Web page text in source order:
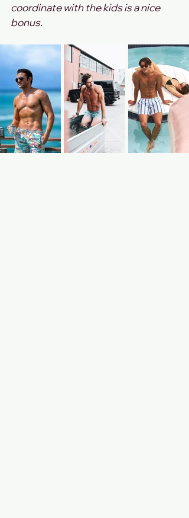
coordinate with the kids is a nice
bonus.